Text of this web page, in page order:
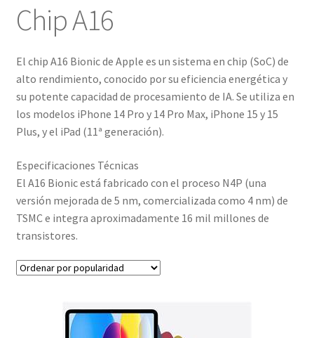
COMO COMPRAR
MI CUENTA
NOSOTROS
SERVICIOS
CONTACTO
Chip A16
El chip A16 Bionic de Apple es un sistema en chip (SoC) de
alto rendimiento, conocido por su eficiencia energética y
su potente capacidad de procesamiento de IA. Se utiliza en
los modelos iPhone 14 Pro y 14 Pro Max, iPhone 15 y 15
Plus, y el iPad (11ª generación).
Especificaciones Técnicas
El A16 Bionic está fabricado con el proceso N4P (una
versión mejorada de 5 nm, comercializada como 4 nm) de
TSMC e integra aproximadamente 16 mil millones de
transistores.